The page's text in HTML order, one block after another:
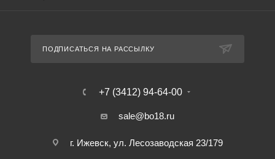
ПОДПИСАТЬСЯ НА РАССЫЛКУ
+7 (3412) 94-64-00
sale@bo18.ru
г. Ижевск, ул. Лесозаводская 23/179